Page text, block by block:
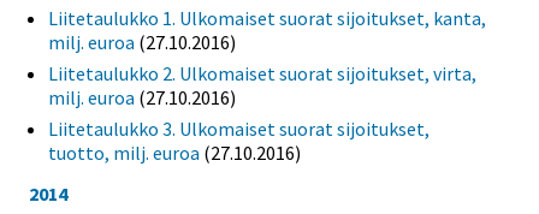
Liitetaulukko 1. Ulkomaiset suorat sijoitukset, kanta,
milj. euroa (27.10.2016)
Liitetaulukko 2. Ulkomaiset suorat sijoitukset, virta,
milj. euroa (27.10.2016)
Liitetaulukko 3. Ulkomaiset suorat sijoitukset,
tuotto, milj. euroa (27.10.2016)
2014